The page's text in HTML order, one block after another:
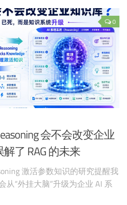
0
会不会改变企业
了 RAG 的未来
激活参数知识的研究提醒我
从“外挂大脑”升级为企业 AI 系